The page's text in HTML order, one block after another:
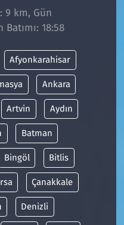
9 km, Gün
18:58
Afyonkarahisar
Ankara
Artvin Aydın
Batman
Bingöl Bitlis
Çanakkale
Denizli